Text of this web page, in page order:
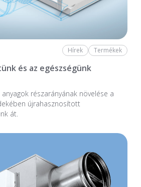
Hírek Termékek
és az egészségünk
részarányának növelése a
újrahasznosított
át.